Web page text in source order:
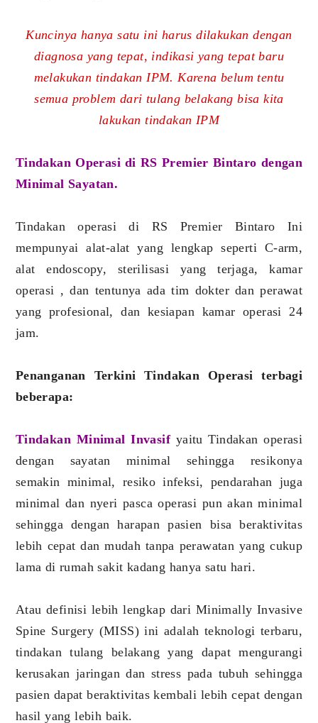
Kuncinya hanya satu ini harus dilakukan dengan
diagnosa yang tepat, indikasi yang tepat baru
melakukan tindakan IPM. Karena belum tentu
semua problem dari tulang belakang bisa kita
lakukan tindakan IPM
Tindakan Operasi di RS Premier Bintaro dengan
Minimal Sayatan.
Tindakan operasi di RS Premier Bintaro Ini
mempunyai alat-alat yang lengkap seperti C-arm,
alat endoscopy, sterilisasi yang terjaga, kamar
operasi , dan tentunya ada tim dokter dan perawat
yang profesional, dan kesiapan kamar operasi 24
jam.
Penanganan Terkini Tindakan Operasi terbagi
beberapa:
Tindakan Minimal Invasif yaitu Tindakan operasi
dengan sayatan minimal sehingga resikonya
semakin minimal, resiko infeksi, pendarahan juga
minimal dan nyeri pasca operasi pun akan minimal
sehingga dengan harapan pasien bisa beraktivitas
lebih cepat dan mudah tanpa perawatan yang cukup
lama di rumah sakit kadang hanya satu hari.
Atau definisi lebih lengkap dari Minimally Invasive
Spine Surgery (MISS) ini adalah teknologi terbaru,
tindakan tulang belakang yang dapat mengurangi
kerusakan jaringan dan stress pada tubuh sehingga
pasien dapat beraktivitas kembali lebih cepat dengan
hasil yang lebih baik.